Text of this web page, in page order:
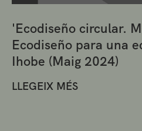
'Ecodiseño circular.
Ecodiseño para una
Ihobe (Maig 2024)
LLEGEIX MÉS